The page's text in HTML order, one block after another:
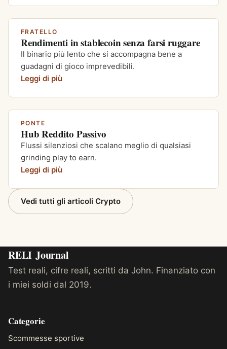
FRATELLO
Rendimenti in stablecoin senza farsi ruggare
Il binario più lento che si accompagna bene a
guadagni di gioco imprevedibili.
Leggi di più
PONTE
Hub Reddito Passivo
Flussi silenziosi che scalano meglio di qualsiasi
grinding play to earn.
Leggi di più
Vedi tutti gli articoli Crypto
RELI Journal
Test reali, cifre reali, scritti da John. Finanziato con
i miei soldi dal 2019.
Categorie
Scommesse sportive